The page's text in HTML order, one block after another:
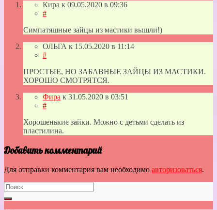
Кира к 09.05.2020 в 09:36
#
Симпатяшные зайцы из мастики вышли!)
ОЛЬГА к 15.05.2020 в 11:14
#
ПРОСТЫЕ, НО ЗАБАВНЫЕ ЗАЙЦЫ ИЗ МАСТИКИ.
ХОРОШО СМОТРЯТСЯ.
Фира к 31.05.2020 в 03:51
#
Хорошенькие зайки. Можно с детьми сделать из
пластилина.
Добавить комментарий
Для отправки комментария вам необходимо авторизоваться.